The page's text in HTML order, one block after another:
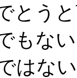
とう
もな
はな